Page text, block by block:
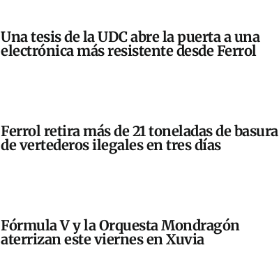
Una tesis de la UDC abre la puerta a una
electrónica más resistente desde Ferrol
Ferrol retira más de 21 toneladas de basura
de vertederos ilegales en tres días
Fórmula V y la Orquesta Mondragón
aterrizan este viernes en Xuvia